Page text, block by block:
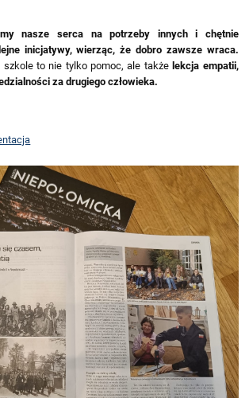
nasze serca na potrzeby innych i chętnie
inicjatywy, wierząc, że dobro zawsze wraca.
to nie tylko pomoc, ale także lekcja empatii,
za drugiego człowieka.